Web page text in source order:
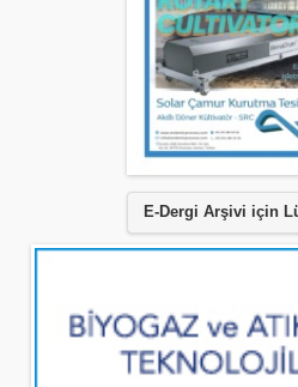
E-Dergi Arşivi için